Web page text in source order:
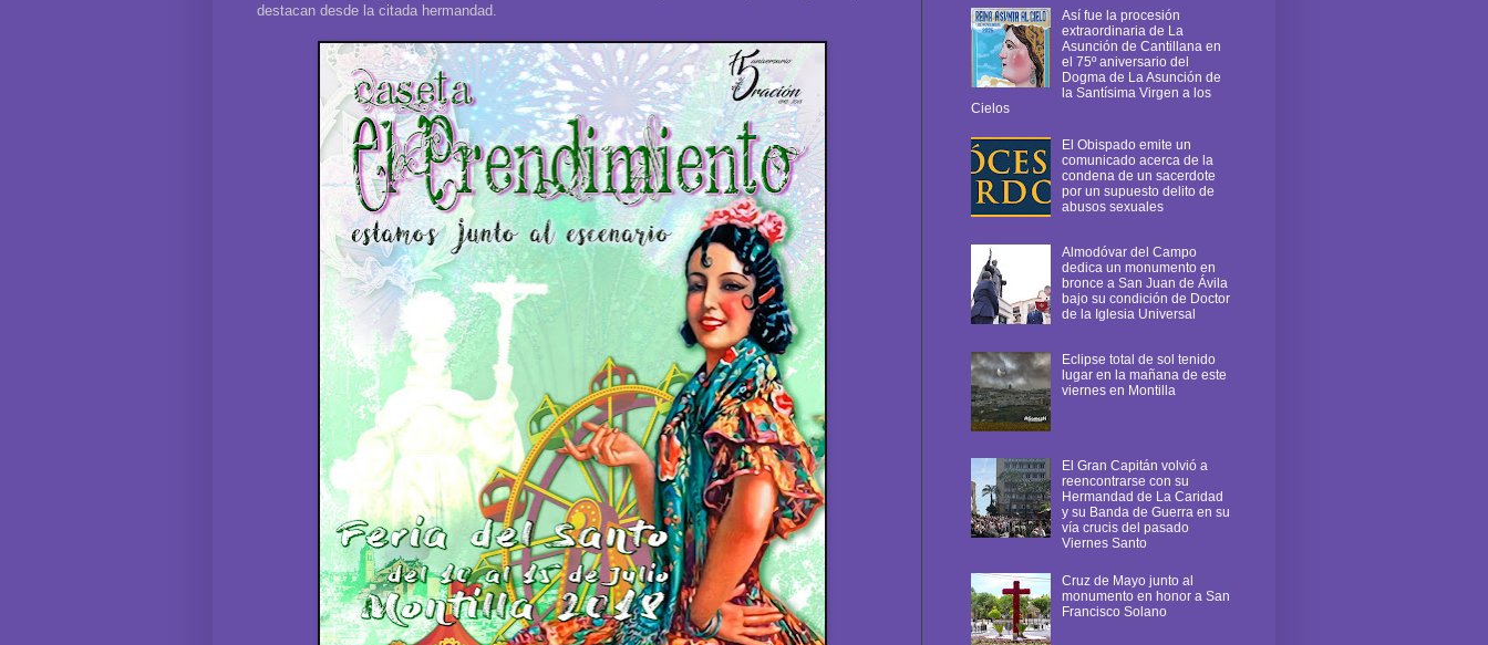
destacan desde la citada hermandad.
Así fue la procesión
extraordinaria de La
Asunción de Cantillana en
el 75º aniversario del
Dogma de La Asunción de
la Santísima Virgen a los
Cielos
El Obispado emite un
comunicado acerca de la
condena de un sacerdote
por un supuesto delito de
abusos sexuales
Almodóvar del Campo
dedica un monumento en
bronce a San Juan de Ávila
bajo su condición de Doctor
de la Iglesia Universal
Eclipse total de sol tenido
lugar en la mañana de este
viernes en Montilla
El Gran Capitán volvió a
reencontrarse con su
Hermandad de La Caridad
y su Banda de Guerra en su
vía crucis del pasado
Viernes Santo
Cruz de Mayo junto al
monumento en honor a San
Francisco Solano